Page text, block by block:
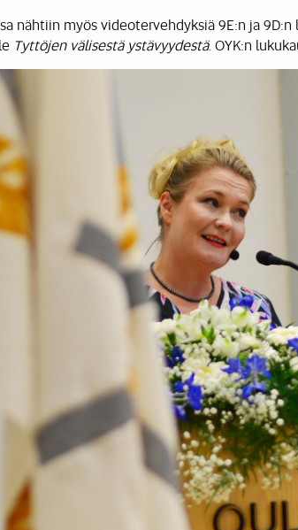
nähtiin myös videotervehdyksiä 9E:n ja
Tyttöjen välisestä ystävyydestä. OYK:n